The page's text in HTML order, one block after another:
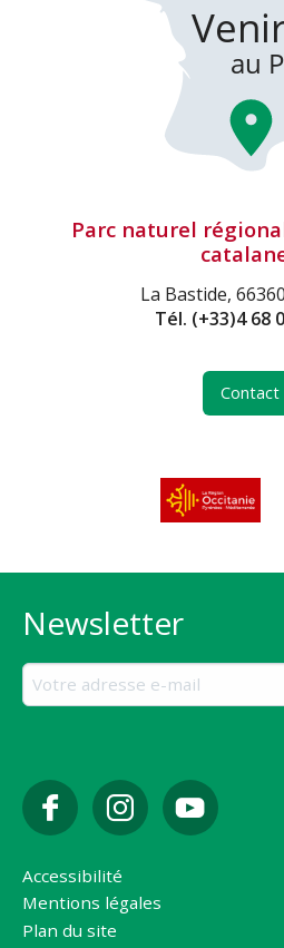
Parc naturel
La Bastide,
Tél. (+33)4 68
Contact
Newsletter
Accessibilité
Mentions légales
Plan du site